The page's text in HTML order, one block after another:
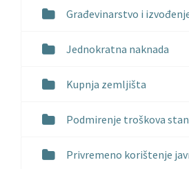
Građevinarstvo i
Jednokratna naknada
Kupnja zemljišta
Podmirenje troškova
Privremeno korištenje